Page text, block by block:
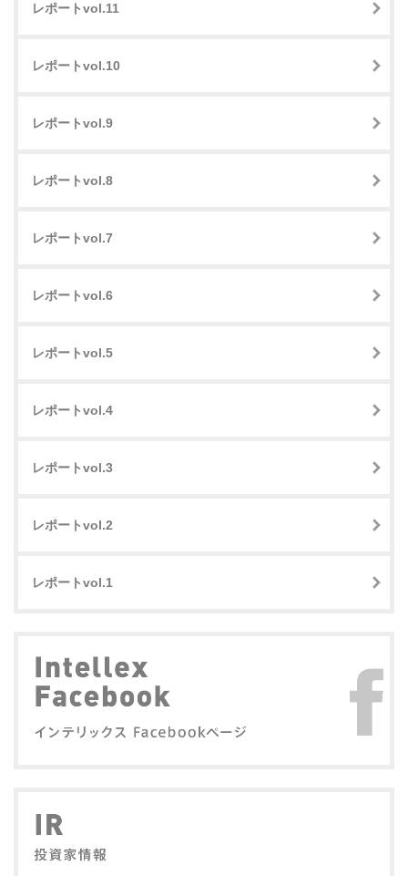
レポートvol.11
レポートvol.10
レポートvol.9
レポートvol.8
レポートvol.7
レポートvol.6
レポートvol.5
レポートvol.4
レポートvol.3
レポートvol.2
レポートvol.1